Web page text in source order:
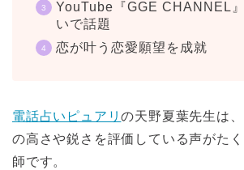
YouTube『GGE CHANNEL
いで話題
恋が叶う恋愛願望を成就
電話占いピュアリの天野夏葉先生は
の高さや鋭さを評価している声がた
師です。